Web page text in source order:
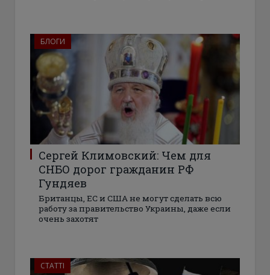
БЛОГИ
Сергей Климовский: Чем для
СНБО дорог гражданин РФ
Гундяев
Британцы, ЕС и США не могут сделать всю
работу за правительство Украины, даже если
очень захотят
СТАТТІ